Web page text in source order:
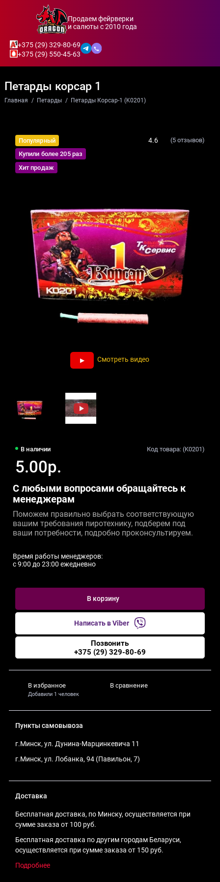
Продаем фейрверки
и салюты с 2010 года
+375 (29) 329-80-69
+375 (29) 550-45-63
Петарды корсар 1
Главная Петарды Петарды Корсар-1 (K0201)
Популярный
Купили более 205 раз
Хит продаж
4.6 (5 отзывов)
Смотреть видео
В наличии Код товара: (K0201)
5.00р.
С любыми вопросами обращайтесь к
менеджерам
Поможем правильно выбрать соответствующую
вашим требования пиротехнику, подберем под
ваши потребности, подробно проконсультируем.
Время работы менеджеров:
c 9:00 до 23:00 ежедневно
В корзину
Написать в Viber
Позвонить
+375 (29) 329-80-69
В избранное
Добавили 1 человек
В сравнение
Доставка
Бесплатная доставка, по Минску, осуществляется при
сумме заказа от 100 руб.
Бесплатная доставка по другим городам Беларуси,
осуществляется при сумме заказа от 150 руб.
Подробнее
Пункты самовывоза
г.Минск, ул. Дунина-Марцинкевича 11
г.Минск, ул. Лобанка, 94 (Павильон, 7)